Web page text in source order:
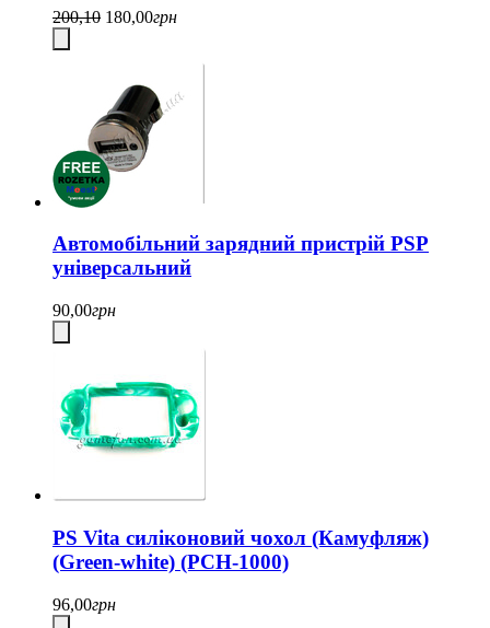
200,10 180,00грн
Автомобільний зарядний пристрій PSP
універсальний
90,00грн
PS Vita силіконовий чохол (Камуфляж)
(Green-white) (PCH-1000)
96,00грн